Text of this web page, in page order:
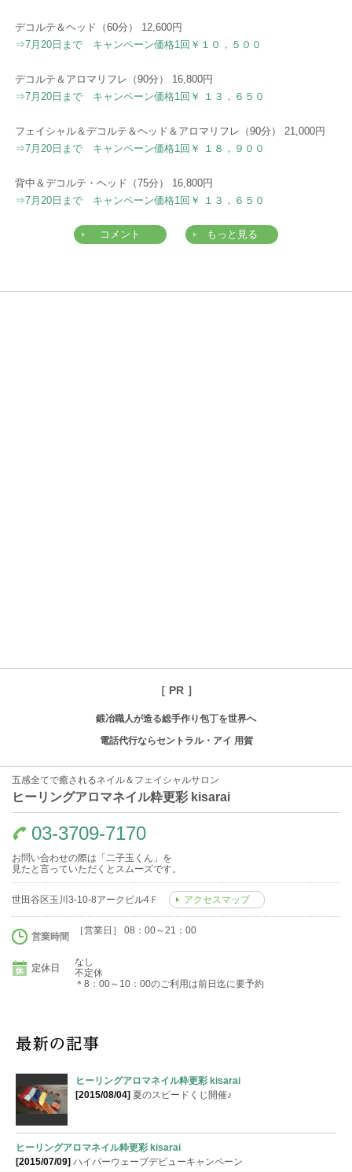
デコルテ＆ヘッド（60分） 12,600円
⇒7月20日まで キャンペーン価格1回￥１０，５００
デコルテ＆アロマリフレ（90分） 16,800円
⇒7月20日まで キャンペーン価格1回￥ １３，６５０
フェイシャル＆デコルテ＆ヘッド＆アロマリフレ（90分） 21,000円
⇒7月20日まで キャンペーン価格1回￥ １８，９００
背中＆デコルテ・ヘッド（75分） 16,800円
⇒7月20日まで キャンペーン価格1回￥ １３，６５０
コメント もっと見る
［ PR ］
鍛冶職人が造る総手作り包丁を世界へ
電話代行ならセントラル・アイ 用賀
五感全てで癒されるネイル＆フェイシャルサロン
ヒーリングアロマネイル粋更彩 kisarai
03-3709-7170
お問い合わせの際は「二子玉くん」を
見たと言っていただくとスムーズです。
世田谷区玉川3-10-8アークビル4Ｆ アクセスマップ
営業時間
［営業日］ 08：00～21：00
定休日
なし
不定休
＊8：00～10：00のご利用は前日迄に要予約
ヒーリングアロマネイル粋更彩 kisarai
[2015/08/04] 夏のスピードくじ開催♪
ヒーリングアロマネイル粋更彩 kisarai
[2015/07/09] ハイパーウェーブデビューキャンペーン